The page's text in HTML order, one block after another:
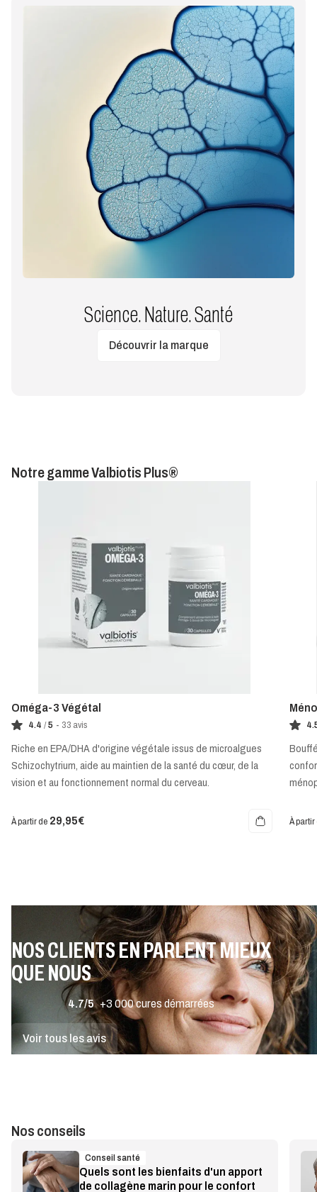
Science. Nature. Santé
Découvrir la marque
Notre gamme Valbiotis Plus®
Oméga-3 Végétal
4.4 / 5 - 33 avis
Riche en EPA/DHA d'origine végétale issus de microalgues
Schizochytrium, aide au maintien de la santé du cœur, de la
vision et au fonctionnement normal du cerveau.
À partir de 29,95€ À partir
NOS CLIENTS EN PARLENT MIEUX
QUE NOUS
4.7/5 +3 000 cures démarrées
Voir tous les avis
Nos conseils
Conseil santé
Quels sont les bienfaits d'un apport
de collagène marin pour le confort